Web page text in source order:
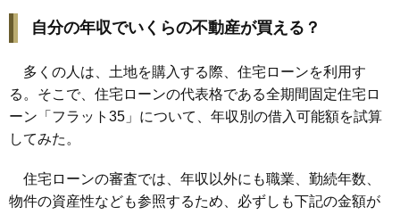
自分の年収でいくらの不動産が買える？
多くの人は、土地を購入する際、住宅ローンを利用す
る。そこで、住宅ローンの代表格である全期間固定住宅ロ
ーン「フラット35」について、年収別の借入可能額を試算
してみた。
住宅ローンの審査では、年収以外にも職業、勤続年数、
物件の資産性なども参照するため、必ずしも下記の金額が